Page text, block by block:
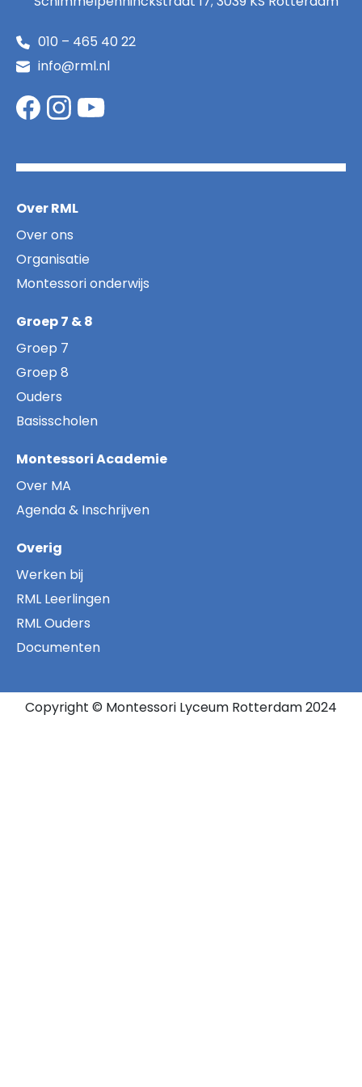
010 – 465 40 22
info@rml.nl
Over RML
Over ons
Organisatie
Montessori onderwijs
Groep 7 & 8
Groep 7
Groep 8
Ouders
Basisscholen
Montessori Academie
Over MA
Agenda & Inschrijven
Overig
Werken bij
RML Leerlingen
RML Ouders
Documenten
Copyright © Montessori Lyceum Rotterdam 2024